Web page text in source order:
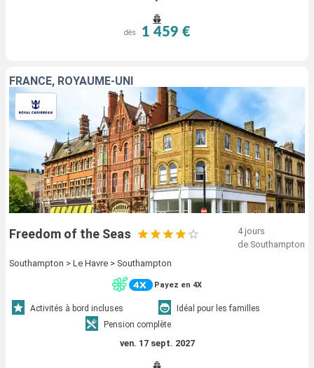
dès 1 459 €
FRANCE, ROYAUME-UNI
Freedom of the Seas
4 jours
de Southampton
Southampton > Le Havre > Southampton
Payez en 4X
Activités à bord incluses
Idéal pour les familles
Pension complète
ven. 17 sept. 2027